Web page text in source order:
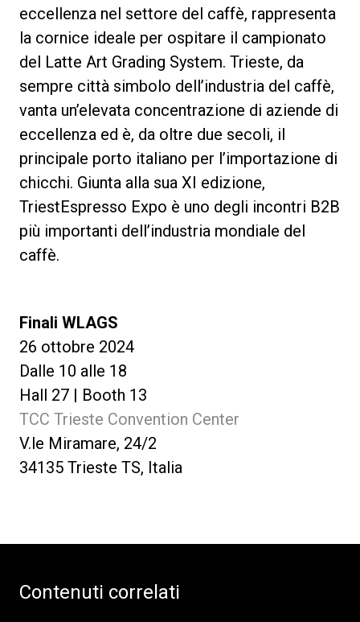
eccellenza nel settore del caffè, rappresenta
la cornice ideale per ospitare il campionato
del Latte Art Grading System. Trieste, da
sempre città simbolo dell’industria del caffè,
vanta un’elevata concentrazione di aziende di
eccellenza ed è, da oltre due secoli, il
principale porto italiano per l’importazione di
chicchi. Giunta alla sua XI edizione,
TriestEspresso Expo è uno degli incontri B2B
più importanti dell’industria mondiale del
caffè.
Finali WLAGS
26 ottobre 2024
Dalle 10 alle 18
Hall 27 | Booth 13
TCC Trieste Convention Center
V.le Miramare, 24/2
34135 Trieste TS, Italia
Contenuti correlati